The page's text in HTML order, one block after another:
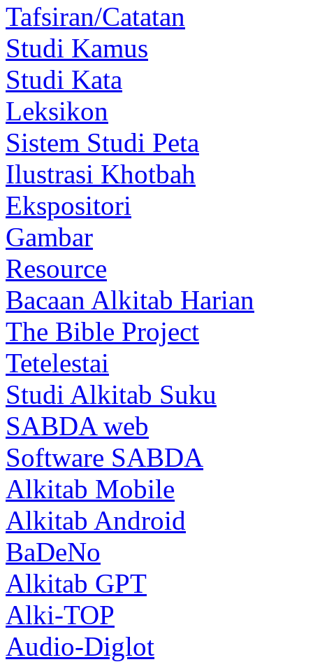
Tafsiran/Catatan
Studi Kamus
Studi Kata
Leksikon
Sistem Studi Peta
Ilustrasi Khotbah
Ekspositori
Gambar
Resource
Bacaan Alkitab Harian
The Bible Project
Tetelestai
Studi Alkitab Suku
SABDA web
Software SABDA
Alkitab Mobile
Alkitab Android
BaDeNo
Alkitab GPT
Alki-TOP
Audio-Diglot